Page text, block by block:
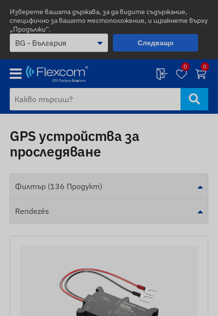
Изберете вашата държава, за да видите съдържание,
специфично за вашето местоположение, и щракнете върху
„Продължи“.
Следващо
0 0
GPS устройства за
проследяване
Филтър (136 Продукт)
Rendezés